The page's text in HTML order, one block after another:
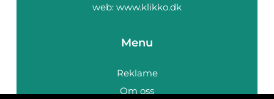
web: www.klikko.dk
Menu
Reklame
Om oss